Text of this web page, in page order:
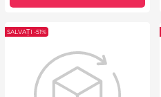
SALVAȚI -51%